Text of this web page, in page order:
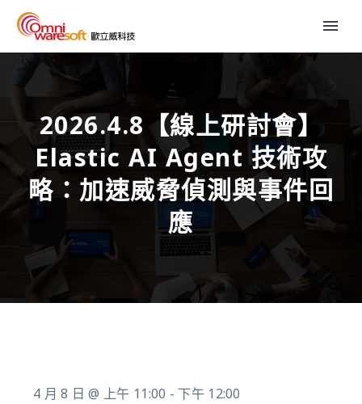
2026.4.8【線上研討會】
Elastic AI Agent 技術攻
略：加速威脅偵測與事件回
應
4 月 8 日 @ 上午 11:00 - 下午 12:00